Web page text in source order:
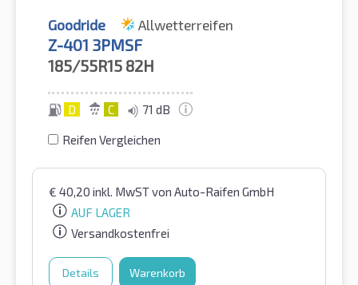
Goodride Allwetterreifen
Z-401 3PMSF
185/55R15 82H
D C 71 dB
Reifen Vergleichen
€ 40,20 inkl. MwSTvon Auto-Raifen GmbH
AUF LAGER
Versandkostenfrei
Details Warenkorb